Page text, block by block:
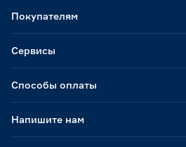
Способы оплаты
Покупателям
Сервисы
Напишите нам